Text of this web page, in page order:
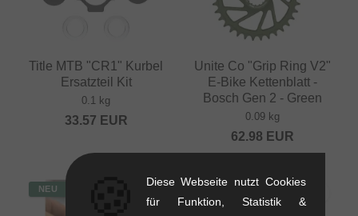
Title MTB "CR1" Kurbel
Ersatzteil Kit
0.1 kg
33.57 EUR
Unite Co "Grip Ring V2"
E-Bike Kettenblatt -
Bosch Gen 2 - Green
0.09 kg
62.98 EUR
NEU NEU
Diese Webseite nutzt Cookies
für Funktion, Statistik &